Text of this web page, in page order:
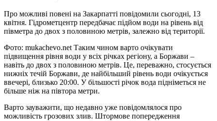
Про можливі повені на Закарпатті повідомили сьогодні, 13
квітня. Гідрометцентр передбачає підйом води на рівень від
півметра до двох з половиною метрів, залежно від території.
Фото: mukachevo.net Таким чином варто очікувати
підвищення рівня води у всіх річках регіону, а Боржави –
навіть до двох з половиною метрів. Це, переважно, стосується
нижніх течій Боржави, де найбільший рівень води очікується
ввечері, близько 20:00. У більшості річок вода підніметься не
більше ніж на півтора метри.
Варто зауважити, що недавно уже повідомлялося про
можливість грозових злив. Штормове попередження